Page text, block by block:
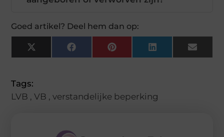
Goed artikel? Deel hem dan op:
X
(Twitter)
FacebookPinterestLinkedInEmail
Tags:
LVB ,VB ,verstandelijke beperking